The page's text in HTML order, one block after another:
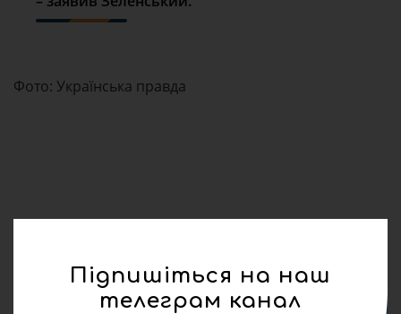
Фото: Українська правда
Підпишіться на наш
телеграм канал